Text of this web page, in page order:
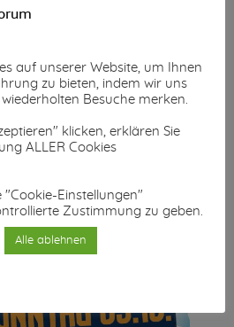
auf unserer Website, um Ihnen
zu bieten, indem wir uns
Besuche merken.
klicken, erklären Sie
ALLER Cookies
"Cookie-Einstellungen"
Zustimmung zu geben.
Alle ablehnen